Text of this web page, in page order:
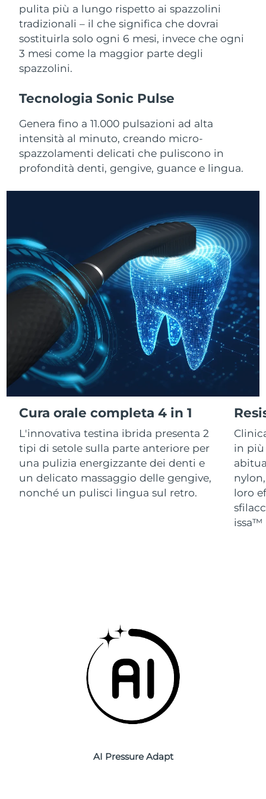
pulita più a lungo rispetto ai spazzolini
tradizionali – il che significa che dovrai
sostituirla solo ogni 6 mesi, invece che ogni
3 mesi come la maggior parte degli
spazzolini.
Tecnologia Sonic Pulse
Genera fino a 11.000 pulsazioni ad alta
intensità al minuto, creando micro-
spazzolamenti delicati che puliscono in
profondità denti, gengive, guance e lingua.
Cura orale completa 4 in 1
L'innovativa testina ibrida presenta 2
tipi di setole sulla parte anteriore per
una pulizia energizzante dei denti e
un delicato massaggio delle gengive,
nonché un pulisci lingua sul retro.
in più
loro
issa™
AI Pressure Adapt
For healthy hair
18% PAP
Cosmetici Uomini
APP FOREO
CHI SIAMO
Israele Consegna stimata8/14/26
Italia Consegna stimata 8/10/26
Giappone
Jersey Consegna stimata
Kazakistan Consegna stimata
Kuwait Consegna stimata8/10/26
Lituania Consegna stimata8/10/26
Lussemburgo Consegna stimata8/10/26
RAS di Macao Consegna stimata8/12/26
Consegna stimata8/13/26
Consegna stimata 8/10/26
Messico Consegna stimata 8/14/26
Monaco Consegna stimata
Paesi Bassi Consegna stimata 8/10/26
Nuova Zelanda Consegna stimata 8/10/26
Norvegia Consegna stimata 8/10/26
8/13/26
Consegna stimata
Consegna stimata
Consegna stimata